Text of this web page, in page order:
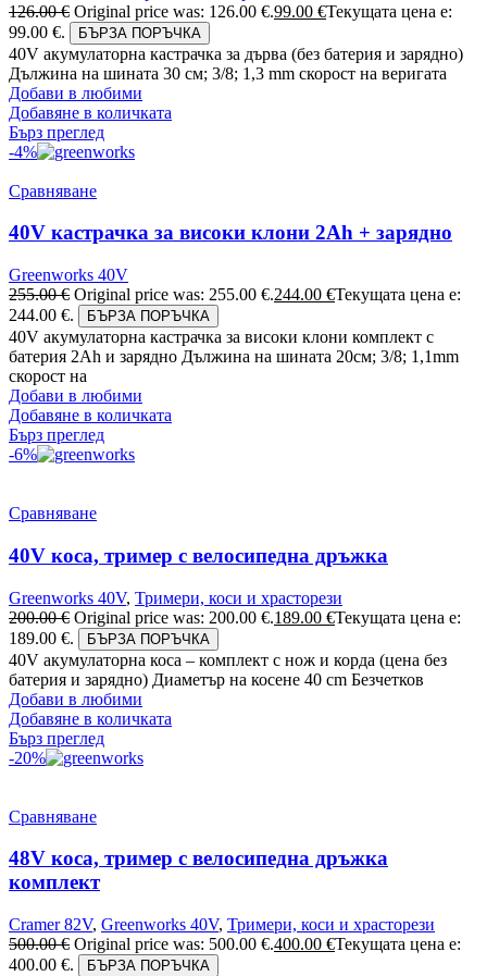
126.00€ Original price was: 126.00 €.99.00 €Текущата цена е:
99.00 €.
БЪРЗА ПОРЪЧКА
40V акумулаторна кастрачка за дърва (без батерия и зарядно)
Дължина на шината 30 см; 3/8; 1,3 mm скорост на веригата
Добави в любими
Добавяне в количката
Бърз преглед
-4%
Сравняване
40V кастрачка за високи клони 2Ah + зарядно
Greenworks 40V
255.00€ Original price was: 255.00 €.244.00 €Текущата цена е:
244.00 €.
БЪРЗА ПОРЪЧКА
40V акумулаторна кастрачка за високи клони комплект с
батерия 2Ah и зарядно Дължина на шината 20см; 3/8; 1,1mm
скорост на
Добави в любими
Добавяне в количката
Бърз преглед
-6%
Сравняване
40V коса, тример с велосипедна дръжка
Greenworks 40V, Тримери, коси и храсторези
200.00€ Original price was: 200.00 €.189.00 €Текущата цена е:
189.00 €.
БЪРЗА ПОРЪЧКА
40V акумулаторна коса – комплект с нож и корда (цена без
батерия и зарядно) Диаметър на косене 40 cm Безчетков
Добави в любими
Добавяне в количката
Бърз преглед
-20%
Сравняване
48V коса, тример с велосипедна дръжка
комплект
Cramer 82V, Greenworks 40V, Тримери, коси и храсторези
500.00€ Original price was: 500.00 €.400.00 €Текущата цена е:
400.00 €.
БЪРЗА ПОРЪЧКА